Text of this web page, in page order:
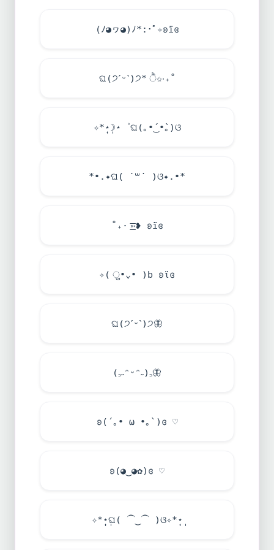
(ﾉ◕ヮ◕)ﾉ*:･ﾟ✧ʚïɞ
ଘ(੭ˊᵕˋ)੭* ੈ✩‧₊˚
✧*̣̩⋆̩☽⋆゜ଘ(｡•́‿•̀｡)ଓ
*•.✦ଘ( ˙꒳​˙ )ଓ✦.•*
˚₊· ͟͟͞͞➳❥ ʚïɞ
✧( ु•⌄• )b ʚϊɞ
ଘ(੭ˊᵕˋ)੭🦋
(꜆˶ᵔᵕᵔ˶)꜆🦋
ʚ(´｡• ω •｡`)ɞ ♡
ʚ(◕‿◕✿)ɞ ♡
✧*̣̩⋆̩ଘ( ⁀‿⁀ )ଓ✧*̣̩⋆̩